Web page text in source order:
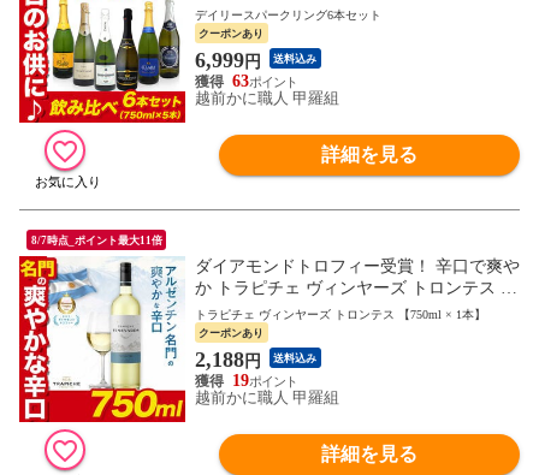
ト プレゼント パーティ 御中元 お中元 残
暑見舞い 夏ギフト
デイリースパークリング6本セット
クーポンあり
6,999円 送料込み
63
越前かに職人 甲羅組
詳細を見る
8/7時点_ポイント最大11倍
ダイアモンドトロフィー受賞！ 辛口で爽や
か トラピチェ ヴィンヤーズ トロンテス [2
023] アルゼンチン 750ml 白ワイン 辛口 送
料無料 ギフト お祝い パーティー 御中元
お中元 残暑見舞い 夏ギフト
トラピチェ ヴィンヤーズ トロンテス 【750ml × 1本】
クーポンあり
2,188円 送料込み
19
越前かに職人 甲羅組
詳細を見る